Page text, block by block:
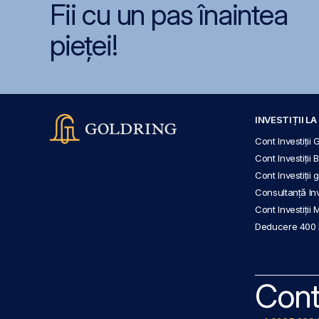
Fii cu un pas înaintea
pieței!
INVESTIȚII LA
Cont Investiții
Cont Investiții
Cont Investiții
Consultanță
Cont Investiții
Deducere 400